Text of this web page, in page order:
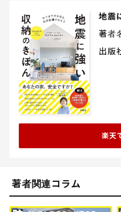
地震
著者
出版
楽天
著者関連コラム